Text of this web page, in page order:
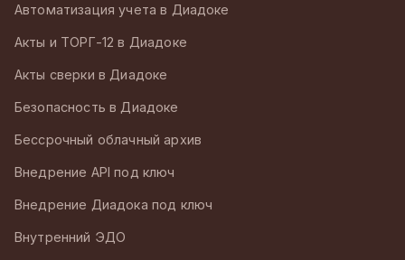
Автоматизация учета в Диадоке
Акты и ТОРГ-12 в Диадоке
Акты сверки в Диадоке
Безопасность в Диадоке
Бессрочный облачный архив
Внедрение API под ключ
Внедрение Диадока под ключ
Внутренний ЭДО